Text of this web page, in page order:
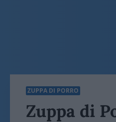
ZUPPA DI PORRO
Zuppa di